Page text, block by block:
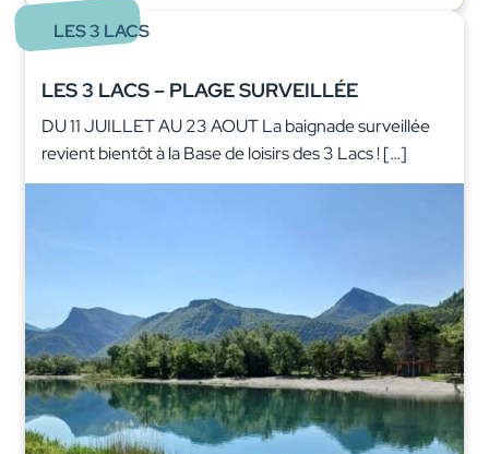
LES 3 LACS
LES 3 LACS – PLAGE SURVEILLÉE
DU 11 JUILLET AU 23 AOUT La baignade surveillée
revient bientôt à la Base de loisirs des 3 Lacs ! […]